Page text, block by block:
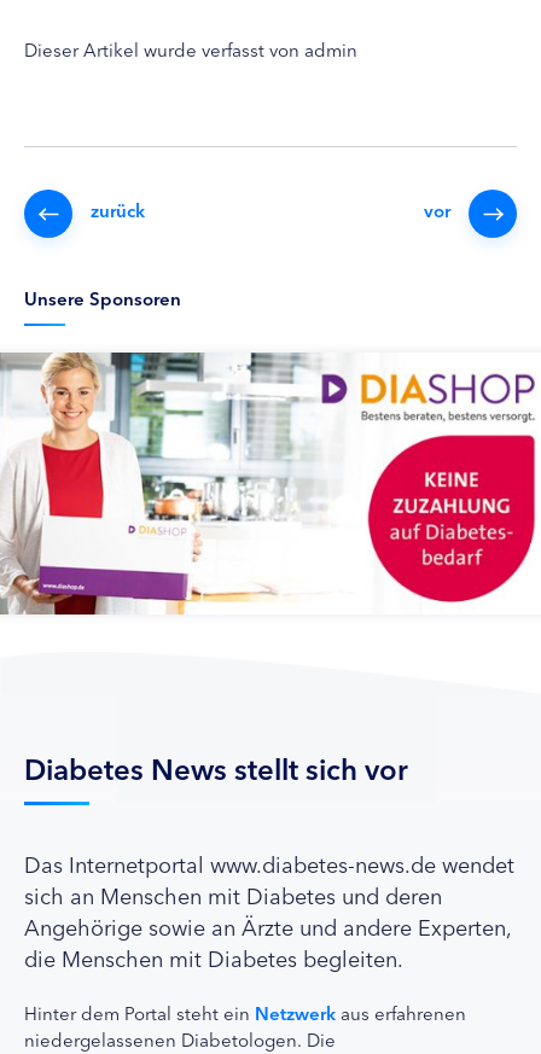
Dieser Artikel wurde verfasst von admin
zurück vor
Unsere Sponsoren
Diabetes News stellt sich vor
Das Internetportal www.diabetes-news.de wendet
sich an Menschen mit Diabetes und deren
Angehörige sowie an Ärzte und andere Experten,
die Menschen mit Diabetes begleiten.
Hinter dem Portal steht ein Netzwerk aus erfahrenen
niedergelassenen Diabetologen. Die